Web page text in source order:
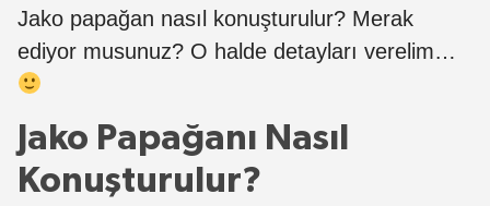
Jako papağan nasıl konuşturulur? Merak
ediyor musunuz? O halde detayları verelim…
Jako Papağanı Nasıl
Konuşturulur?